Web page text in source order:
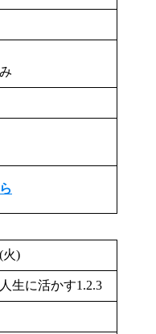
火)
生に活かす1.2.3